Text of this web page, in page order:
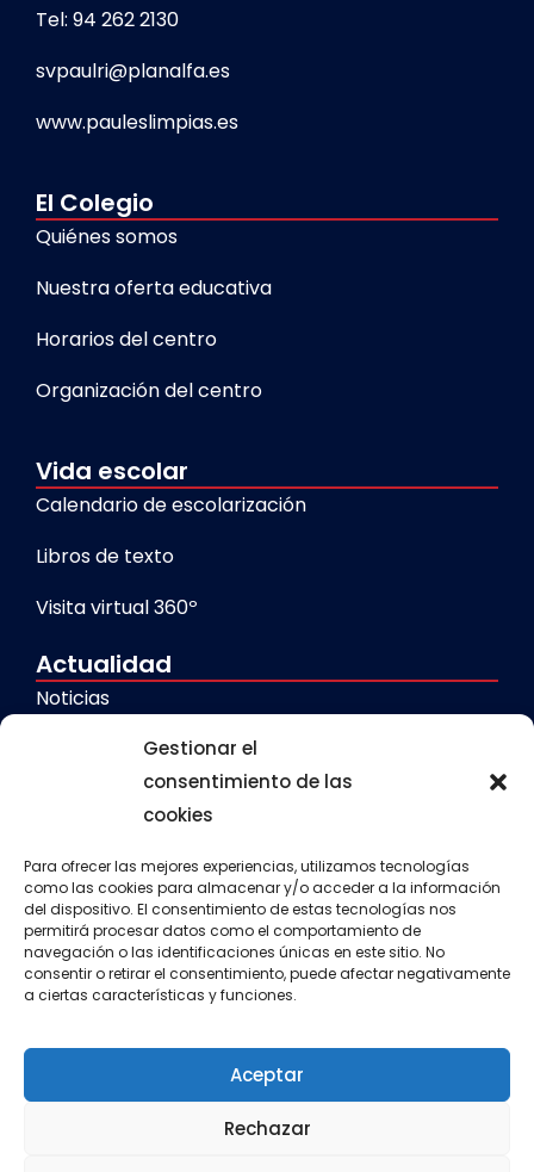
Gestionar el
consentimiento de las
cookies
Para ofrecer las mejores experiencias, utilizamos tecnologías
como las cookies para almacenar y/o acceder a la información
del dispositivo. El consentimiento de estas tecnologías nos
permitirá procesar datos como el comportamiento de
navegación o las identificaciones únicas en este sitio. No
consentir o retirar el consentimiento, puede afectar negativamente
a ciertas características y funciones.
Aceptar
Rechazar
Tel: 94 262 2130
svpaulri@planalfa.es
www.pauleslimpias.es
El Colegio
Quiénes somos
Nuestra oferta educativa
Horarios del centro
Organización del centro
Vida escolar
Calendario de escolarización
Libros de texto
Visita virtual 360º
Actualidad
Noticias
Comedor escolar
Calendario escolar
Transporte escolar
Actividades extraescolares